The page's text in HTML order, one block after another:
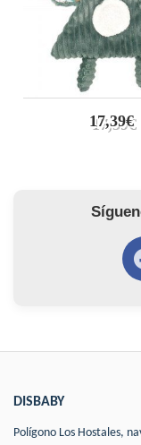
17,39€
DISBABY
Polígono Los Hostales,